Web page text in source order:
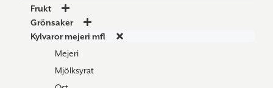
Frukt
Grönsaker
Kylvaror mejeri mfl
Mejeri
Mjölksyrat